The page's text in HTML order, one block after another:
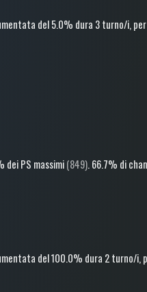
del 5.0% dura 3 turno/i,
dei PS massimi(849).66.7% di
del 100.0% dura 2 turno/i,